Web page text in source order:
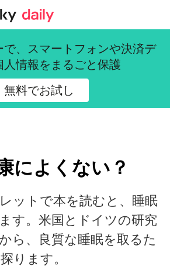
カスペルスキー公式ブログ
で、スマートフォンや決済デ
人情報をまるごと保護
無料でお試し
によくない？
ットで本を読むと、睡眠
す。米国とドイツの研究
ら、良質な睡眠を取るた
ります。